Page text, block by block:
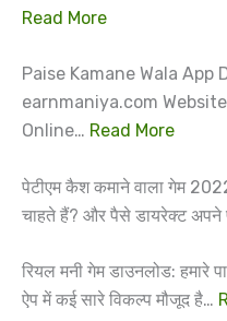
Read More
Paise Kamane Wala App
earnmaniya.com Website के
Online… Read More
पेटीएम कैश कमाने वाला गेम
चाहते हैं? और पैसे डायरेक्ट अपने
रियल मनी गेम डाउनलोड:
ऐप में कई सारे विकल्प मौजूद है…